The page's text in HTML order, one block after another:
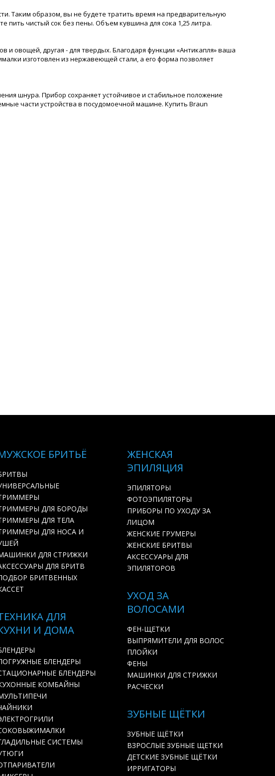
Таким образом, вы не будете тратить время на предварительную
пить чистый сок без пены. Объем кувшина для сока 1,25 литра.
и овощей, другая - для твердых. Благодаря функции «Антикапля» ваша
изготовлен из нержавеющей стали, а его форма позволяет
шнура. Прибор сохраняет устойчивое и стабильное положение
части устройства в посудомоечной машине. Купить Braun
БРИТЬЁ
ДЛЯ БОРОДЫ
ДЛЯ ТЕЛА
ДЛЯ НОСА И
ДЛЯ СТРИЖКИ
ДЛЯ БРИТВ
БРИТВЕННЫХ
ЖЕНСКАЯ
ЭПИЛЯЦИЯ
ЭПИЛЯТОРЫ
ФОТОЭПИЛЯТОРЫ
ПРИБОРЫ ПО УХОДУ ЗА
ЛИЦОМ
ЖЕНСКИЕ ГРУМЕРЫ
ЖЕНСКИЕ БРИТВЫ
АКСЕССУАРЫ ДЛЯ
ЭПИЛЯТОРОВ
УХОД ЗА
ВОЛОСАМИ
ФЕН-ЩЕТКИ
ВЫПРЯМИТЕЛИ ДЛЯ ВОЛОС
ПЛОЙКИ
ФЕНЫ
МАШИНКИ ДЛЯ СТРИЖКИ
РАСЧЕСКИ
ДЛЯ
И ДОМА
БЛЕНДЕРЫ
БЛЕНДЕРЫ
КОМБАЙНЫ
СИСТЕМЫ
ЗУБНЫЕ ЩЁТКИ
ЗУБНЫЕ ЩЁТКИ
ВЗРОСЛЫЕ ЗУБНЫЕ ЩЕТКИ
ДЕТСКИЕ ЗУБНЫЕ ЩЁТКИ
ИРРИГАТОРЫ